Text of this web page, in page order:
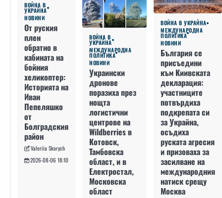
ВОЙНА В
УКРАЙНА
НОВИНИ
От руския
плен
обратно в
кабината на
бойния
хеликоптер:
Историята на
Иван
Пепеляшко
от
Болградския
район
Valeriia Skorych
2026-08-06 18:10
ВОЙНА В
УКРАЙНА
МЕЖДУНАРОДНА
ПОЛИТИКА
НОВИНИ
Украински
дронове
поразиха през
нощта
логистични
центрове на
Wildberries в
Котовск,
Тамбовска
област, и в
Електростал,
Московска
област
ВОЙНА В УКРАЙНА
МЕЖДУНАРОДНА
ПОЛИТИКА
НОВИНИ
България се
присъедини
към Киивската
декларация:
участниците
потвърдиха
подкрепата си
за Украйна,
осъдиха
руската агресия
и призоваха за
засилване на
международния
натиск срещу
Москва